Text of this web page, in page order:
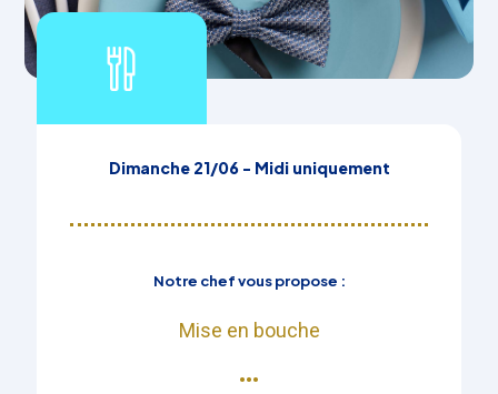
Dimanche 21/06 - Midi uniquement
Notre chef vous propose :
Mise en bouche
•••​